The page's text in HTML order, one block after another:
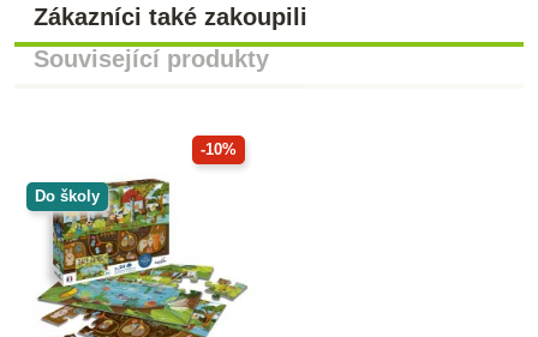
Zákazníci také zakoupili
Související produkty
-10%
Do školy